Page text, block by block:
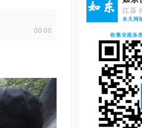
00:00